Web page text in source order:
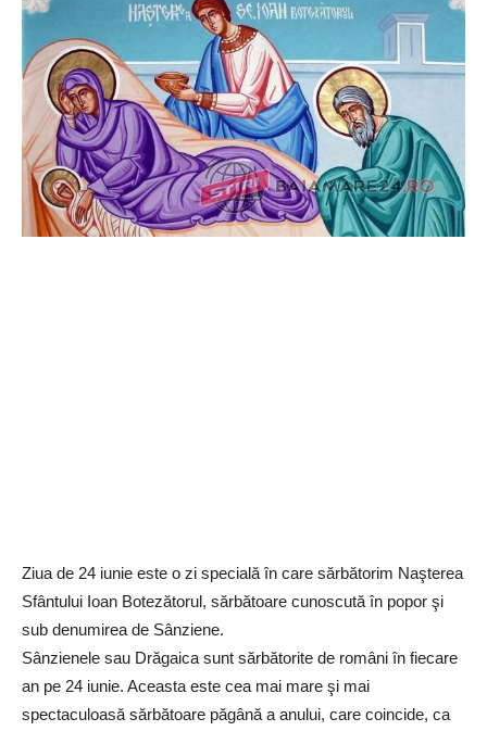
Ziua de 24 iunie este o zi specială în care sărbătorim Naşterea
Sfântului Ioan Botezătorul, sărbătoare cunoscută în popor şi
sub denumirea de Sânziene.
Sânzienele sau Drăgaica sunt sărbătorite de români în fiecare
an pe 24 iunie. Aceasta este cea mai mare şi mai
spectaculoasă sărbătoare păgână a anului, care coincide, ca